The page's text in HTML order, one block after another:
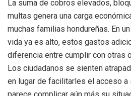
La suma de cobros elevados,
multas genera una carga
muchas familias hondureñas. En
vida ya es alto, estos gastos
diferencia entre cumplir con otras
Los ciudadanos se sienten
en lugar de facilitarles el acceso